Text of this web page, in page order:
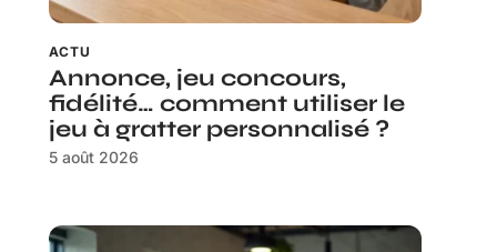
ACTU
Annonce, jeu concours,
fidélité… comment utiliser le
jeu à gratter personnalisé ?
5 août 2026